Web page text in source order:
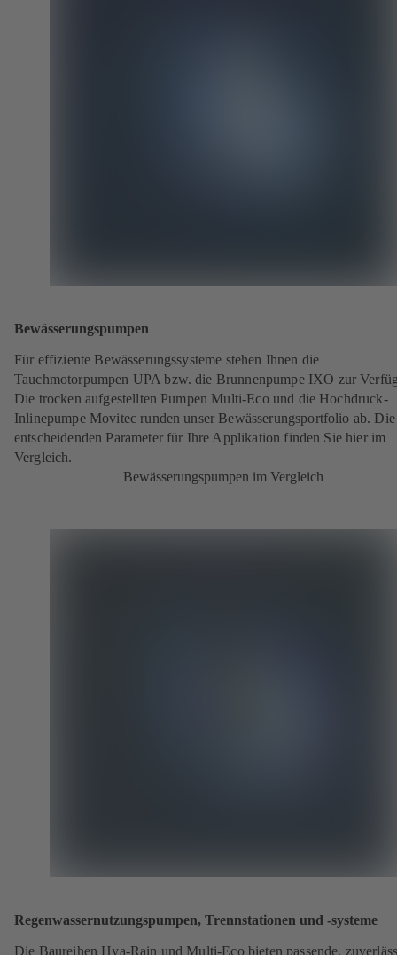
Bewässerungspumpen
Für effiziente Bewässerungssysteme stehen Ihnen die
Tauchmotorpumpen UPA bzw. die Brunnenpumpe IXO zur
Die trocken aufgestellten Pumpen Multi-Eco und die Hochdruck-
Inlinepumpe Movitec runden unser Bewässerungsportfolio ab. Die
entscheidenden Parameter für Ihre Applikation finden Sie hier im
Vergleich.
Bewässerungspumpen im Vergleich
Regenwassernutzungspumpen, Trennstationen und -systeme
Die Baureihen Hya-Rain und Multi-Eco bieten passende,